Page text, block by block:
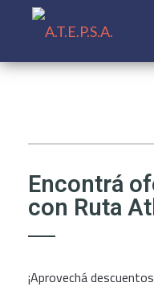
Encontrá
con Ruta
¡Aprovechá